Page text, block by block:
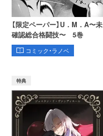
【限定ペーパー】U．M．A〜未
確認総合格闘技〜 5巻
コミック・ラノベ
特典